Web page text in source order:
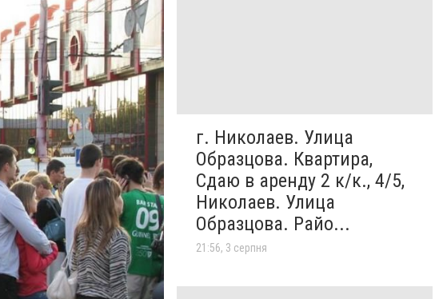
г. Николаев. Улица
Образцова. Квартира,
Сдаю в аренду 2 к/к., 4/5,
Николаев. Улица
Образцова. Райо...
21:56, 3 серпня